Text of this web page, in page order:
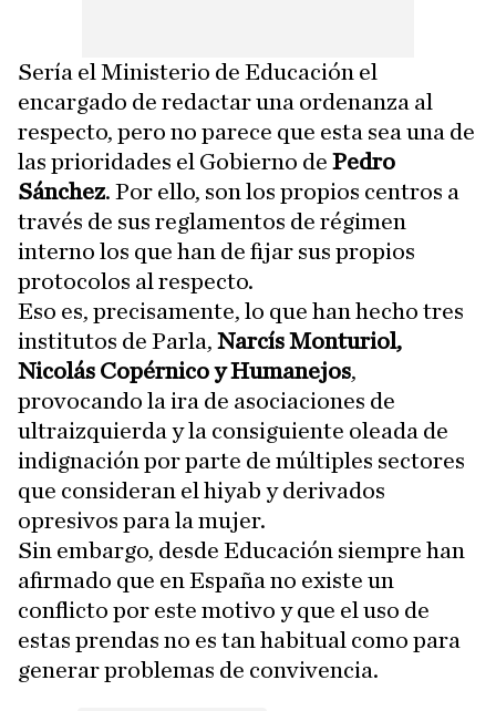
Sería el Ministerio de Educación el
encargado de redactar una ordenanza al
respecto, pero no parece que esta sea una de
las prioridades el Gobierno de Pedro
Sánchez. Por ello, son los propios centros a
través de sus reglamentos de régimen
interno los que han de fijar sus propios
protocolos al respecto.
Eso es, precisamente, lo que han hecho tres
institutos de Parla, Narcís Monturiol,
Nicolás Copérnico y Humanejos,
provocando la ira de asociaciones de
ultraizquierda y la consiguiente oleada de
indignación por parte de múltiples sectores
que consideran el hiyab y derivados
opresivos para la mujer.
Sin embargo, desde Educación siempre han
afirmado que en España no existe un
conflicto por este motivo y que el uso de
estas prendas no es tan habitual como para
generar problemas de convivencia.